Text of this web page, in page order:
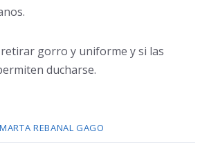
retirar gorro y uniforme y si las
ducharse.
MARTA REBANAL GAGO